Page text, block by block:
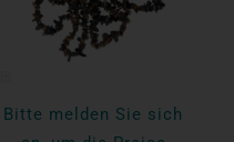
Bitte melden Sie sich